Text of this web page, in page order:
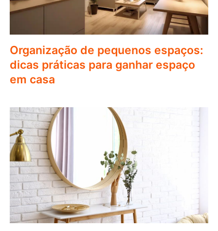
Organização de pequenos espaços:
dicas práticas para ganhar espaço
em casa